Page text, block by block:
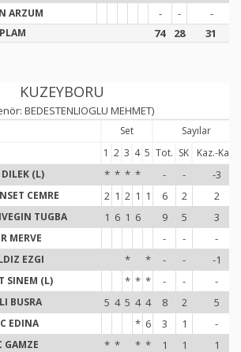
ARZUM - - -
74 28 31
KUZEYBORU
BEDESTENLIOGLU MEHMET)
Set
Sayılar
1 2 3 4 5 Tot. SK Kaz.-Kay.
(L) * * * * - - -3
CEMRE 2 1 2 1 1 6 2 2
TUGBA 1 6 1 6 9 5 3
MERVE - - -
EZGI * * - - -1
SINEM (L) * * * - - -
BUSRA 5 4 5 4 4 8 2 5
EDINA * 6 3 1 -
GAMZE * * * * 1 1 1